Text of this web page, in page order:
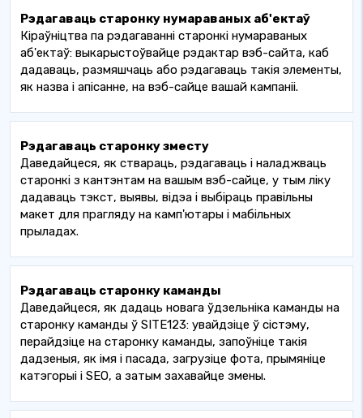
Рэдагаваць старонку нумараваных аб'ектаў
Кіраўніцтва па рэдагаванні старонкі нумараваных
аб'ектаў: ​​выкарыстоўвайце рэдактар ​​вэб-сайта, каб
дадаваць, размяшчаць або рэдагаваць такія элементы,
як назва і апісанне, на вэб-сайце вашай кампаніі.
Рэдагаваць старонку зместу
Даведайцеся, як ствараць, рэдагаваць і наладжваць
старонкі з кантэнтам на вашым вэб-сайце, у тым ліку
дадаваць тэкст, выявы, відэа і выбіраць правільны
макет для прагляду на камп'ютары і мабільных
прыладах.
Рэдагаваць старонку каманды
Даведайцеся, як дадаць новага ўдзельніка каманды на
старонку каманды ў SITE123: увайдзіце ў сістэму,
перайдзіце на старонку каманды, запоўніце такія
дадзеныя, як імя і пасада, загрузіце фота, прымяніце
катэгорыі і SEO, а затым захавайце змены.